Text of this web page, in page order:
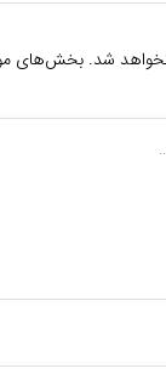
شد. بخش‌های